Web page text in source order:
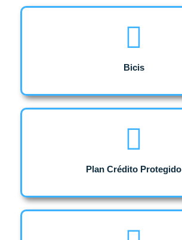
Bicis
Plan Crédito Protegido